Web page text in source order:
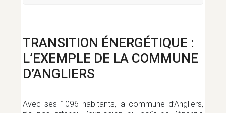
TRANSITION ÉNERGÉTIQUE :
L’EXEMPLE DE LA COMMUNE
D’ANGLIERS
Avec ses 1096 habitants, la commune d’Angliers,